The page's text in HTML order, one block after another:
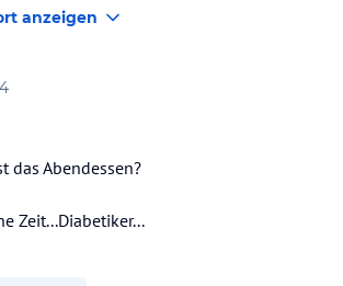
anzeigen
das Abendessen?
Zeit...Diabetiker...